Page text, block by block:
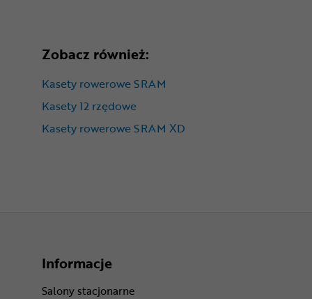
Zobacz również:
Kasety rowerowe SRAM
Kasety 12 rzędowe
Kasety rowerowe SRAM XD
Informacje
Salony stacjonarne